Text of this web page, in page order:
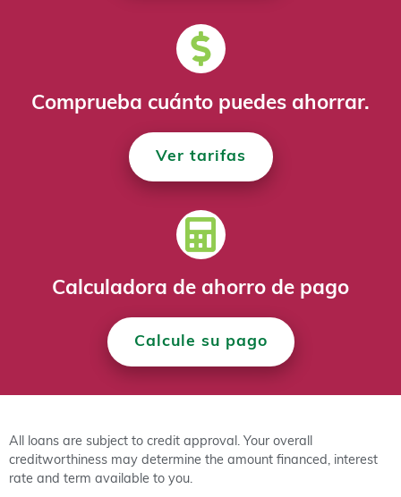
$0
Comprueba cuánto puedes ahorrar.
Ver tarifas
Calculadora de ahorro de pago
Calcule su pago
All loans are subject to credit approval. Your overall
creditworthiness may determine the amount financed, interest
rate and term available to you.